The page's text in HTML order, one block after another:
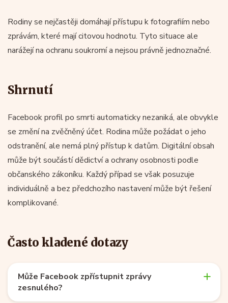
Rodiny se nejčastěji domáhají přístupu k fotografiím nebo
zprávám, které mají citovou hodnotu. Tyto situace ale
narážejí na ochranu soukromí a nejsou právně jednoznačné.
Shrnutí
Facebook profil po smrti automaticky nezaniká, ale obvykle
se změní na zvěčněný účet. Rodina může požádat o jeho
odstranění, ale nemá plný přístup k datům. Digitální obsah
může být součástí dědictví a ochrany osobnosti podle
občanského zákoníku. Každý případ se však posuzuje
individuálně a bez předchozího nastavení může být řešení
komplikované.
Často kladené dotazy
Může Facebook zpřístupnit zprávy
zesnulého?